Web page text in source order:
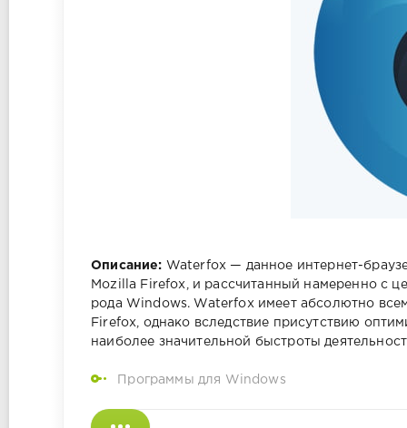
Описание: Waterfox — данное интернет-
Mozilla Firefox, и рассчитанный намеренно
рода Windows. Waterfox имеет абсолютно
Firefox, однако вследствие присутствию
наиболее значительной быстроты
Программы для Windows